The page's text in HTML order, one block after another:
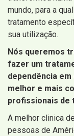
mundo, para a
tratamento
sua utilização.
Nós queremos
fazer um
dependência
melhor e mais
profissionais de
A melhor clinica
pessoas de